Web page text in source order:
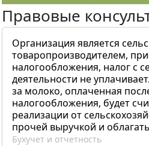
Правовые
Организация является
товаропроизводителем,
налогообложения, налог с
деятельности не
за молоко, оплаченная
налогообложения, будет
реализации от
прочей выручкой и
Бухучет и отчетность